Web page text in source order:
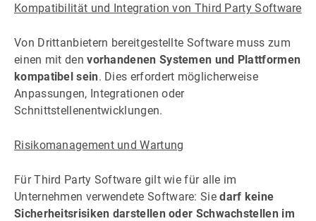
Kompatibilität und Integration von Third Party Software
Von Drittanbietern bereitgestellte Software muss zum
einen mit denvorhandenen Systemen und Plattformen
kompatibel sein. Dies erfordert möglicherweise
Anpassungen, Integrationen oder
Schnittstellenentwicklungen.
Risikomanagement und Wartung
Für Third Party Software gilt wie für alle im
Unternehmen verwendete Software: Siedarf keine
Sicherheitsrisiken darstellen oder Schwachstellen im